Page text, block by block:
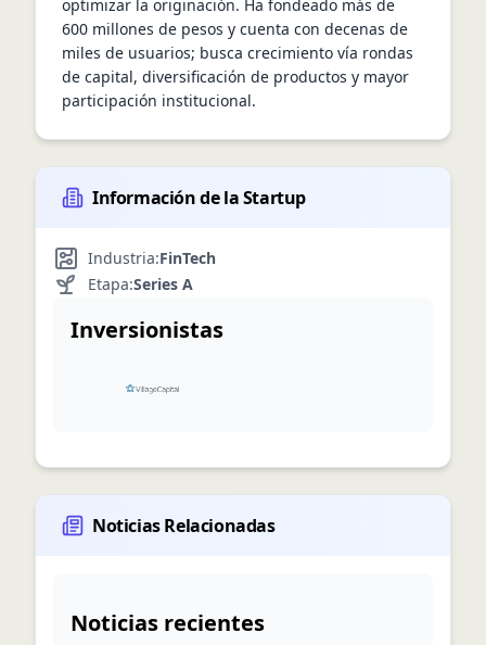
optimizar la originación. Ha fondeado más de
600 millones de pesos y cuenta con decenas de
miles de usuarios; busca crecimiento vía rondas
de capital, diversificación de productos y mayor
participación institucional.
Información de la Startup
Industria:FinTech
Etapa:Series A
Inversionistas
Noticias Relacionadas
Noticias recientes